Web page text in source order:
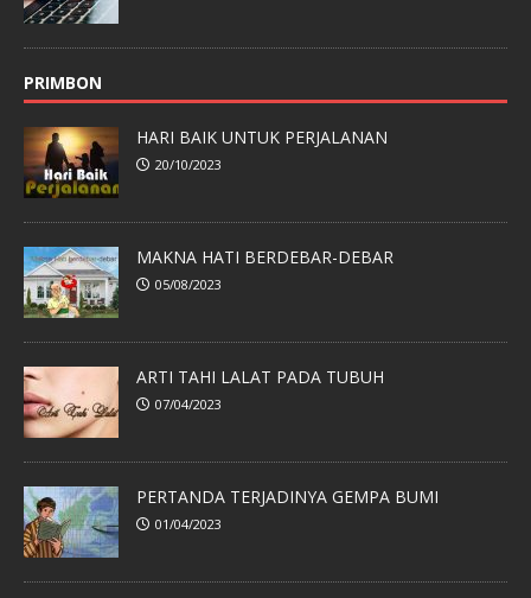
PRIMBON
HARI BAIK UNTUK PERJALANAN
20/10/2023
MAKNA HATI BERDEBAR-DEBAR
05/08/2023
ARTI TAHI LALAT PADA TUBUH
07/04/2023
PERTANDA TERJADINYA GEMPA BUMI
01/04/2023